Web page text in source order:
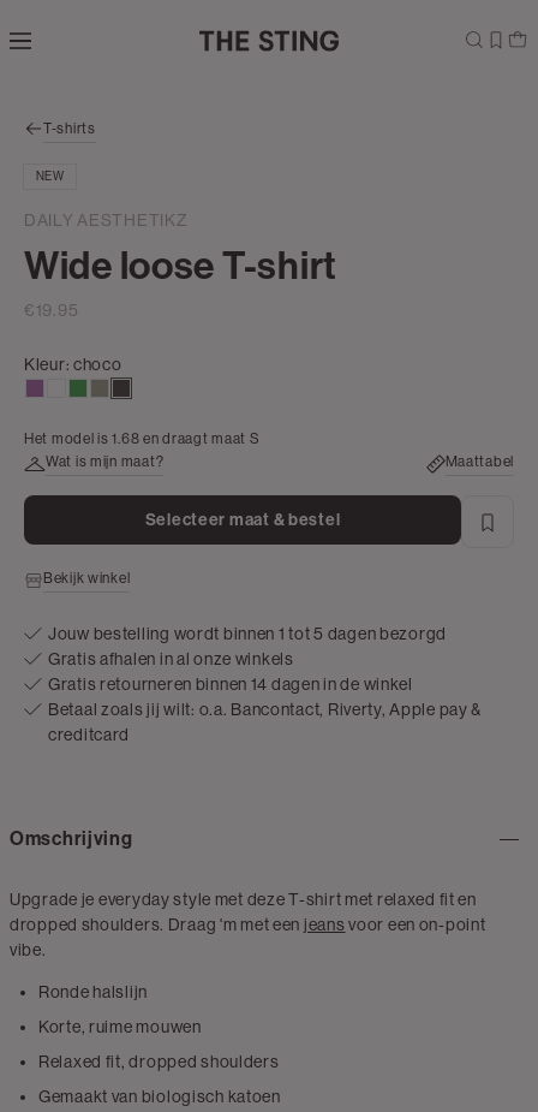
direct naar
zoekbalk
naar de
T-shirts
NEW
DAILY AESTHETIKZ
Wide loose T-shirt
€19.95
Kleur:choco
licht
Het model is 1.68 en draagt maat S
Wat is mijn maat?
Maattabel
Selecteer maat & bestel
Bekijk winkel
Jouw bestelling wordt binnen 1 tot 5 dagen bezorgd
Gratis afhalen in al onze winkels
Gratis retourneren binnen 14 dagen in de winkel
Betaal zoals jij wilt: o.a. Bancontact, Riverty, Apple pay &
creditcard
Omschrijving
Upgrade je everyday style met deze T-shirt met relaxed fit en
dropped shoulders. Draag 'm met een jeansvoor een on-point
vibe.
Ronde halslijn
Korte, ruime mouwen
Relaxed fit, dropped shoulders
Gemaakt van biologisch katoen